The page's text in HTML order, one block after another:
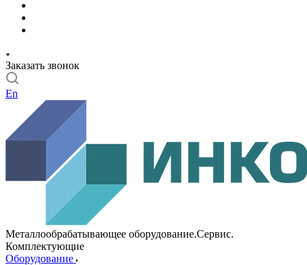
Заказать звонок
En
Металлообрабатывающее оборудование.Сервис.
Комплектующие
Оборудование